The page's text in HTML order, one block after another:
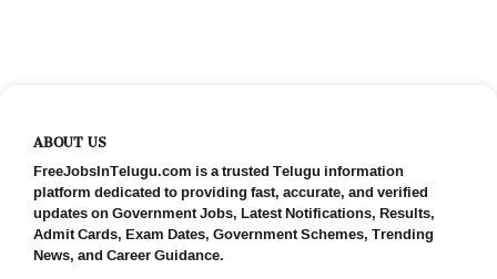
ABOUT US
FreeJobsInTelugu.com is a trusted Telugu information
platform dedicated to providing fast, accurate, and verified
updates on Government Jobs, Latest Notifications, Results,
Admit Cards, Exam Dates, Government Schemes, Trending
News, and Career Guidance.